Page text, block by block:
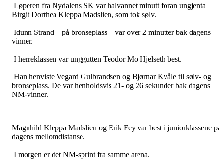
Løperen fra Nydalens SK var halvannet minutt foran ungjenta
Birgit Dorthea Kleppa Madslien, som tok sølv.
Idunn Strand – på bronseplass – var over 2 minutter bak dagens
vinner.
I herreklassen var unggutten Teodor Mo Hjelseth best.
Han henviste Vegard Gulbrandsen og Bjørnar Kvåle til sølv- og
bronseplass. De var henholdsvis 21- og 26 sekunder bak dagens
NM-vinner.
Magnhild Kleppa Madslien og Erik Fey var best i juniorklassene
dagens mellomdistanse.
I morgen er det NM-sprint fra samme arena.